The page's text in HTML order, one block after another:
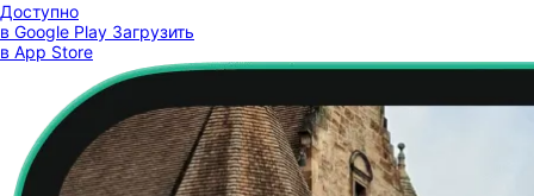
Доступно
в Google Play Загрузить
в App Store